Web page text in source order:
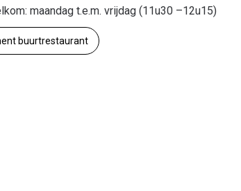
maandag t.e.m. vrijdag (11u30 –12u15)
buurtrestaurant